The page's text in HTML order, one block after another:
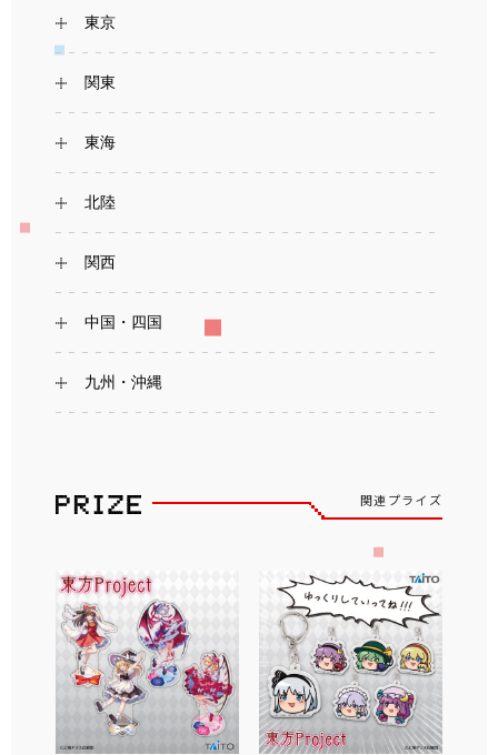
東京
関東
東海
北陸
関西
中国・四国
九州・沖縄
関連プライズ